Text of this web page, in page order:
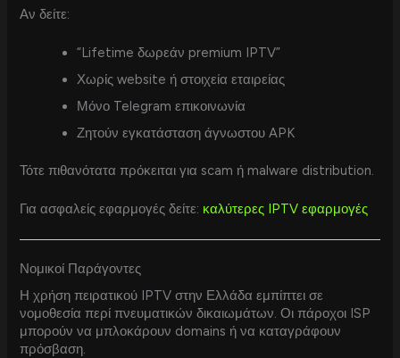
Αν δείτε:
“Lifetime δωρεάν premium IPTV”
Χωρίς website ή στοιχεία εταιρείας
Μόνο Telegram επικοινωνία
Ζητούν εγκατάσταση άγνωστου APK
Τότε πιθανότατα πρόκειται για scam ή malware distribution.
Για ασφαλείς εφαρμογές δείτε: καλύτερες IPTV εφαρμογές
Νομικοί Παράγοντες
Η χρήση πειρατικού IPTV στην Ελλάδα εμπίπτει σε
νομοθεσία περί πνευματικών δικαιωμάτων. Οι πάροχοι ISP
μπορούν να μπλοκάρουν domains ή να καταγράφουν
πρόσβαση.